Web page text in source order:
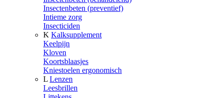
Insectenbeten (preventief)
Intieme zorg
Insecticiden
K Kalksupplement
Keelpijn
Kloven
Koortsblaasjes
Kniestoelen ergonomisch
L Lenzen
Leesbrillen